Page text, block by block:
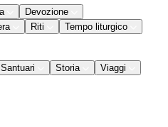
Devozione
Riti
Tempo liturgico
Santuari Storia Viaggi